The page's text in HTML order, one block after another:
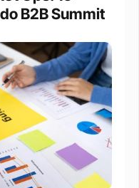
B2B Summit